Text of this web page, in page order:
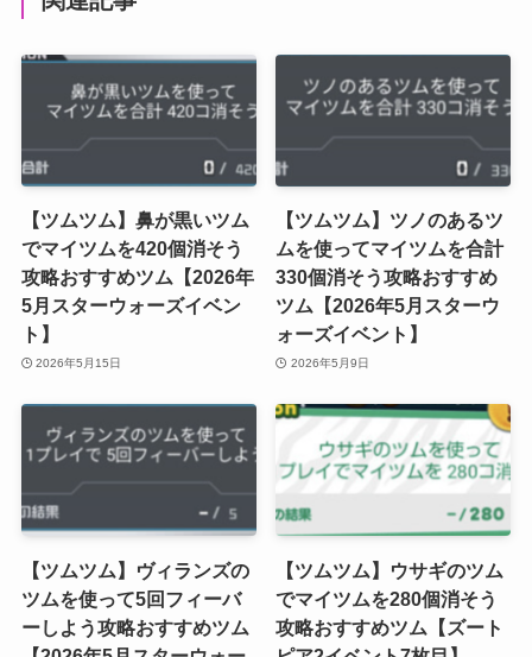
【ツムツム】鼻が黒いツム
でマイツムを420個消そう
攻略おすすめツム【2026年
5月スターウォーズイベン
ト】
【ツムツム】ツノのあるツ
ムを使ってマイツムを合計
330個消そう攻略おすすめ
ツム【2026年5月スターウ
ォーズイベント】
ツムを使って5回フィーバ
ーしよう攻略おすすめツム
【2026年5月スターウォー
でマイツムを280個消そう
攻略おすすめツム【ズート
ピア2イベント7枚目】